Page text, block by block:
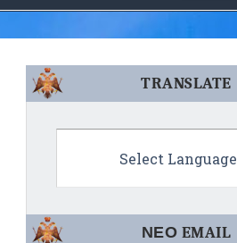
TRANSLATE
Select Language
ΝΕΟ EMAIL